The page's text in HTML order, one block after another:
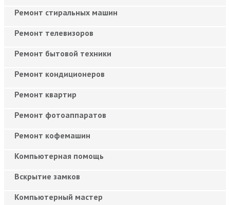
Ремонт стиральных машин
Ремонт телевизоров
Ремонт бытовой техники
Ремонт кондиционеров
Ремонт квартир
Ремонт фотоаппаратов
Ремонт кофемашин
Компьютерная помощь
Вскрытие замков
Компьютерный мастер